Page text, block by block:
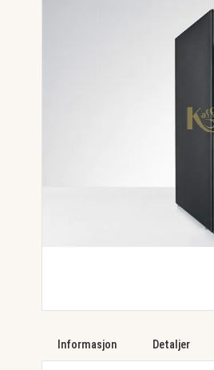
beginning
Informasjon Detaljer